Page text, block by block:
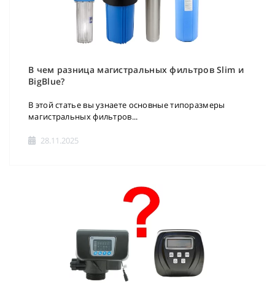
В чем разница магистральных фильтров Slim и
BigBlue?
В этой статье вы узнаете основные типоразмеры
магистральных фильтров...
28.11.2025